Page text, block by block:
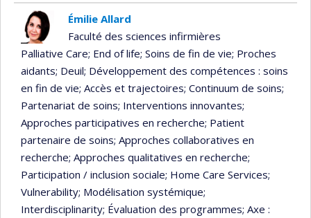
Émilie Allard
Faculté des sciences infirmières
Palliative Care; End of life; Soins de fin de vie; Proches
aidants; Deuil; Développement des compétences : soins
en fin de vie; Accès et trajectoires; Continuum de soins;
Partenariat de soins; Interventions innovantes;
Approches participatives en recherche; Patient
partenaire de soins; Approches collaboratives en
recherche; Approches qualitatives en recherche;
Participation / inclusion sociale; Home Care Services;
Vulnerability; Modélisation systémique;
Interdisciplinarity; Évaluation des programmes; Axe :